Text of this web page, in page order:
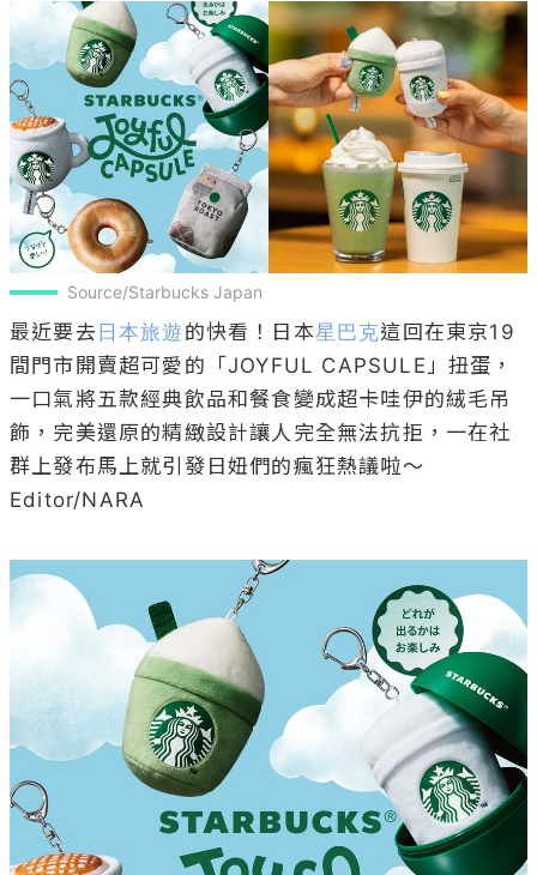
Source/Starbucks Japan
最近要去日本旅遊 的快看！日本星巴克這回在東京19
間門市開賣超可愛的「JOYFUL CAPSULE」扭蛋，
一口氣將五款經典飲品和餐食變成超卡哇伊的絨毛吊
飾，完美還原的精緻設計讓人完全無法抗拒，一在社
群上發布馬上就引發日妞們的瘋狂熱議啦～
Editor/NARA